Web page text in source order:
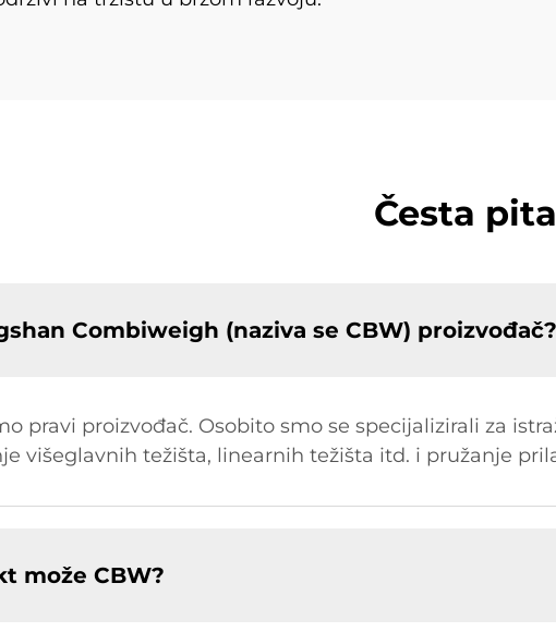
Česta
Combiweigh (naziva se CBW) proizvođač?
pravi proizvođač. Osobito smo se specijalizirali za
višeglavnih težišta, linearnih težišta itd. i pružanje
može CBW?